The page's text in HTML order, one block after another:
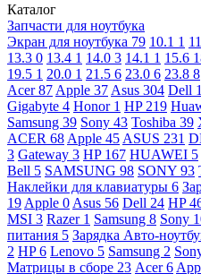
Каталог
Запчасти для ноутбука
Экран для ноутбука 79 10.1 1
13.3 0 13.4 1 14.0 3 14.1 1 15.6
19.5 1 20.0 1 21.5 6 23.0 6 23.8 8
Acer87 Apple 37 Asus 304 Dell
Gigabyte 4 Honor 1 HP 219
Samsung 39 Sony 43 Toshiba 39
ACER 68 Apple 45 ASUS 231
3 Gateway 3 HP 167 HUAWEI 5
Bell 5 SAMSUNG 98 SONY 93
Наклейки для клавиатуры 6
19 Apple 0 Asus 56 Dell 24 HP
MSI 3 Razer 1 Samsung 8 Sony
питания 5 Зарядка Авто-
2 HP6 Lenovo 5 Samsung 2
Матрицы в сборе 23 Acer6